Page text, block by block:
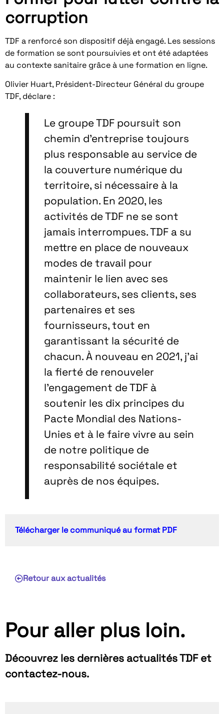
corruption
TDF a renforcé son dispositif déjà engagé. Les sessions
de formation se sont poursuivies et ont été adaptées
au contexte sanitaire grâce à une formation en ligne.
Olivier Huart, Président-Directeur Général du groupe
TDF, déclare :
Le groupe TDF poursuit son
chemin d’entreprise toujours
plus responsable au service de
la couverture numérique du
territoire, si nécessaire à la
population. En 2020, les
activités de TDF ne se sont
jamais interrompues. TDF a su
mettre en place de nouveaux
modes de travail pour
maintenir le lien avec ses
collaborateurs, ses clients, ses
partenaires et ses
fournisseurs, tout en
garantissant la sécurité de
chacun. À nouveau en 2021, j’ai
la fierté de renouveler
l’engagement de TDF à
soutenir les dix principes du
Pacte Mondial des Nations-
Unies et à le faire vivre au sein
de notre politique de
responsabilité sociétale et
auprès de nos équipes.
Télécharger le communiqué au format PDF
Retour aux actualités
Pour aller plus loin.
Découvrez les dernières actualités TDF et
contactez-nous.